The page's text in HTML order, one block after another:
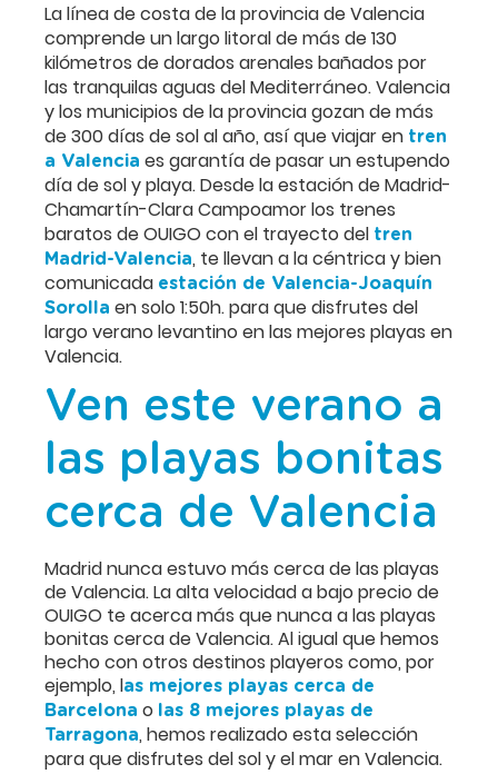
La línea de costa de la provincia de Valencia
comprende un largo litoral de más de 130
kilómetros de dorados arenales bañados por
las tranquilas aguas del Mediterráneo. Valencia
y los municipios de la provincia gozan de más
de 300 días de sol al año, así que viajar en tren
a Valencia es garantía de pasar un estupendo
día de sol y playa. Desde la estación de Madrid-
Chamartín-Clara Campoamor los trenes
baratos de OUIGO con el trayecto del tren
Madrid-Valencia, te llevan a la céntrica y bien
comunicada estación de Valencia-Joaquín
Sorolla en solo 1:50h. para que disfrutes del
largo verano levantino en las mejores playas en
Valencia.
Ven este verano a
las playas bonitas
cerca de Valencia
Madrid nunca estuvo más cerca de las playas
de Valencia. La alta velocidad a bajo precio de
OUIGO te acerca más que nunca a las playas
bonitas cerca de Valencia. Al igual que hemos
hecho con otros destinos playeros como, por
ejemplo, las mejores playas cerca de
Barcelona o
las 8 mejores playas de
Tarragona, hemos realizado esta selección
para que disfrutes del sol y el mar en Valencia.